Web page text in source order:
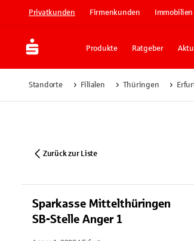
Privatkunden Firmenkunden Immobilien
Produkte Ratgeber
Standorte Filialen Thüringen
Zurück zur Liste
Sparkasse Mittelthüringen
SB-Stelle Anger 1